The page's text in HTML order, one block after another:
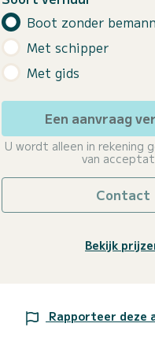
Boot zonder
Met schipper
Met gids
Een aanvraag
U wordt alleen in rekening
van
Contact
Bekijk
Rapporteer deze